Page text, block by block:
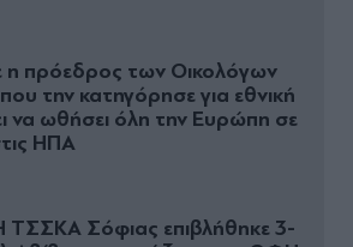
η πρόεδρος των Οικολόγων
την κατηγόρησε για εθνική
να ωθήσει όλη την Ευρώπη σε
ΗΠΑ
ΤΣΣΚΑ Σόφιας επιβλήθηκε 3-